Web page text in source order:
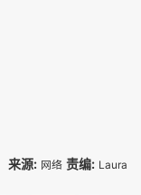
来源: 网络 责编: Laura